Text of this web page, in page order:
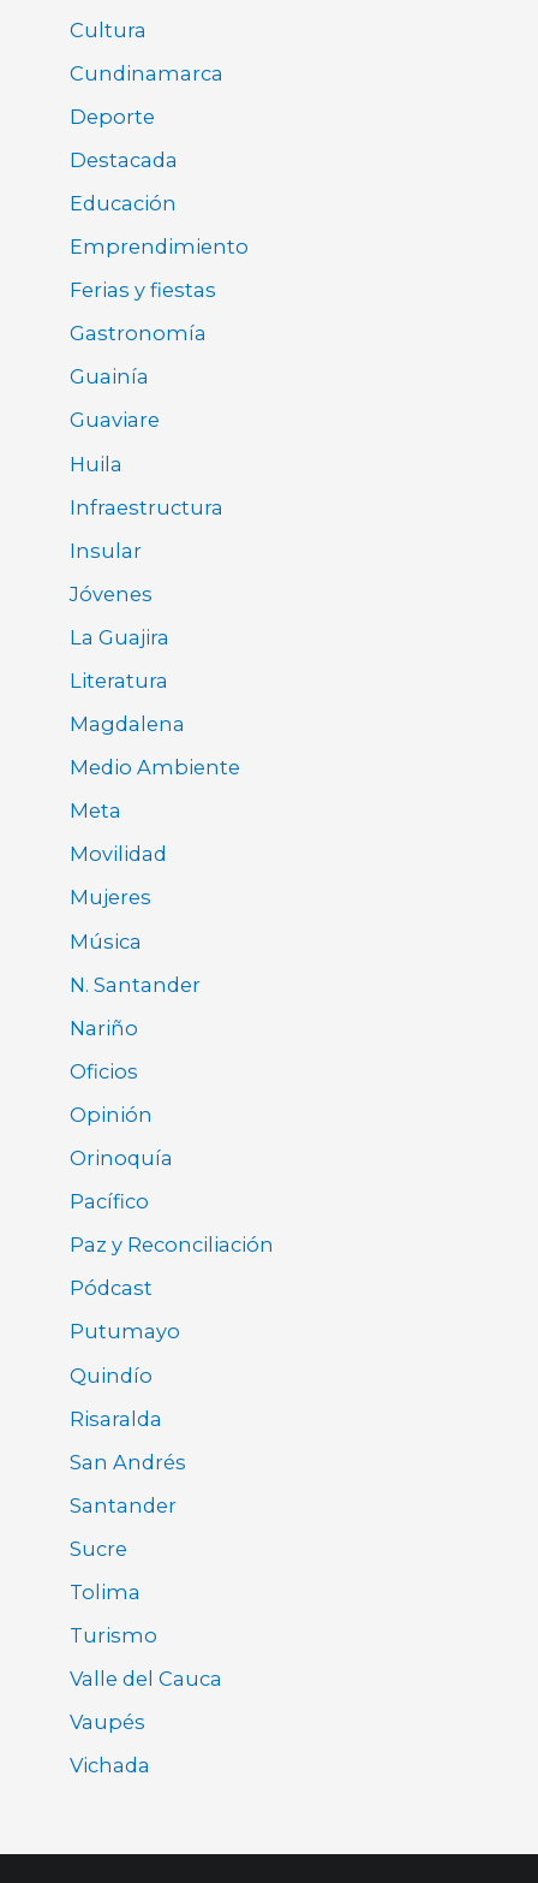
Cultura
Cundinamarca
Deporte
Destacada
Educación
Emprendimiento
Ferias y fiestas
Gastronomía
Guainía
Guaviare
Huila
Infraestructura
Insular
Jóvenes
La Guajira
Literatura
Magdalena
Medio Ambiente
Meta
Movilidad
Mujeres
Música
N. Santander
Nariño
Oficios
Opinión
Orinoquía
Pacífico
Paz y Reconciliación
Pódcast
Putumayo
Quindío
Risaralda
San Andrés
Santander
Sucre
Tolima
Turismo
Valle del Cauca
Vaupés
Vichada